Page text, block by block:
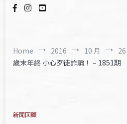
Home 2016 10 月
26
歲末年終 小心歹徒詐騙！ – 1851期
新聞回顧